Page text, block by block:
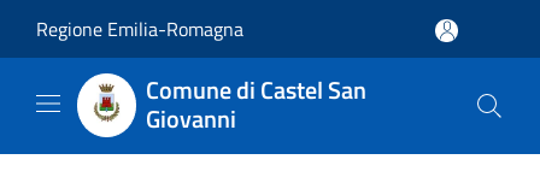
Regione Emilia-Romagna
Comune di Castel San
Giovanni